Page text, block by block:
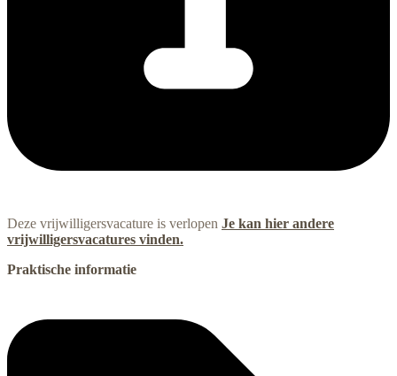
Deze vrijwilligersvacature is verlopen Je kan hier andere
vrijwilligersvacatures vinden.
Praktische informatie